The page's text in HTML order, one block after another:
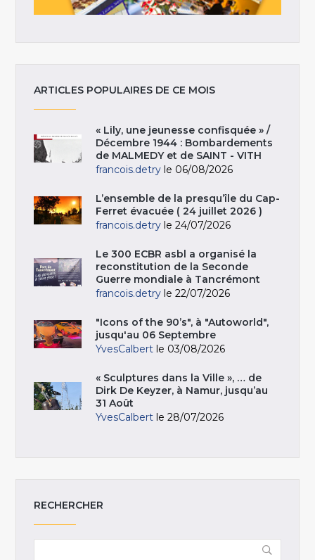
ARTICLES POPULAIRES DE CE MOIS
« Lily, une jeunesse confisquée » /
Décembre 1944 : Bombardements
de MALMEDY et de SAINT - VITH
francois.detry le 06/08/2026
L’ensemble de la presqu’île du Cap-
Ferret évacuée ( 24 juillet 2026 )
francois.detry le 24/07/2026
Le 300 ECBR asbl a organisé la
reconstitution de la Seconde
Guerre mondiale à Tancrémont
francois.detry le 22/07/2026
"Icons of the 90’s", à "Autoworld",
jusqu'au 06 Septembre
YvesCalbert le 03/08/2026
« Sculptures dans la Ville », … de
Dirk De Keyzer, à Namur, jusqu’au
31 Août
YvesCalbert le 28/07/2026
RECHERCHER